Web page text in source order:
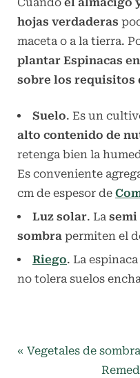
hojas verdaderas
maceta o a la tierra.
plantar Espinacas
sobre los requisitos
Suelo. Es un
alto contenido de
retenga bien la
Es conveniente
cm de espesor de
Luz solar. La semi
sombra permiten el
Riego. La
no tolera suelos
Huerta
Etiquetas:
almácigos
Navegación
P
Vegetales de
N